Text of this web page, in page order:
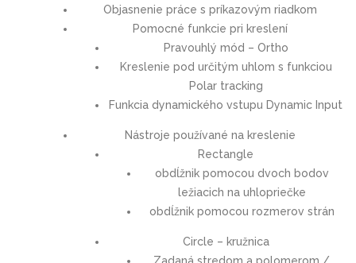
Objasnenie práce s príkazovým riadkom
Pomocné funkcie pri kreslení
Pravouhlý mód – Ortho
Kreslenie pod určitým uhlom s funkciou
Polar tracking
Funkcia dynamického vstupu Dynamic Input
Nástroje používané na kreslenie
Rectangle
obdĺžnik pomocou dvoch bodov
ležiacich na uhlopriečke
obdĺžnik pomocou rozmerov strán
Circle – kružnica
Zadaná stredom a polomerom /